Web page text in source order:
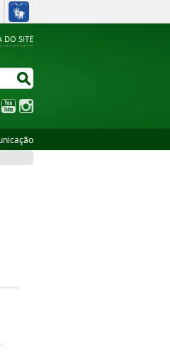
DO SITE
FacebookYouTube